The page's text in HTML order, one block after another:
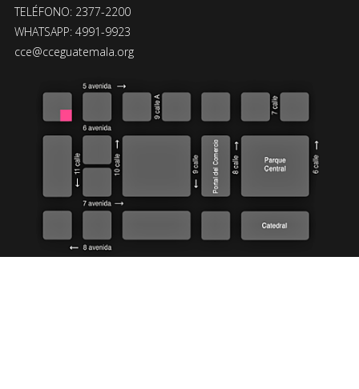
TELÉFONO: 2377-2200
WHATSAPP: 4991-9923
cce@cceguatemala.org